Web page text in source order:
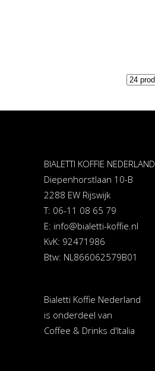
BIALETTI KOFFIE NEDERLAND
Diepenhorstlaan 10-B
2288 EW Rijswijk
T: 06-11 08 65 79
E: info@bialetti-koffie.nl
KvK: 92471986
Btw: NL866062579B01
Bialetti Koffie Nederland
is onderdeel van
Coffee & Drinks d'Italia